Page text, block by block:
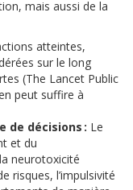
mais aussi de la
atteintes,
sur le long
(The Lancet Public
peut suffire à
de décisions : Le
et du
neurotoxicité
risques, l’impulsivité